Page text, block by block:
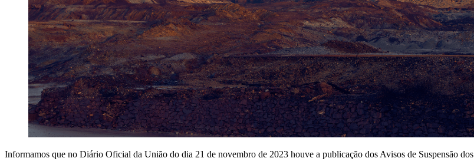
Informamos que no Diário Oficial da União do dia 21 de novembro de 2023 houve a publicação dos Avisos de Suspensão dos